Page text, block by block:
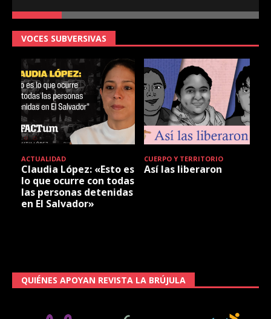
VOCES SUBVERSIVAS
ACTUALIDAD
Claudia López: «Esto es
lo que ocurre con todas
las personas detenidas
en El Salvador»
CUERPO Y TERRITORIO
Así las liberaron
QUIÉNES APOYAN REVISTA LA BRÚJULA